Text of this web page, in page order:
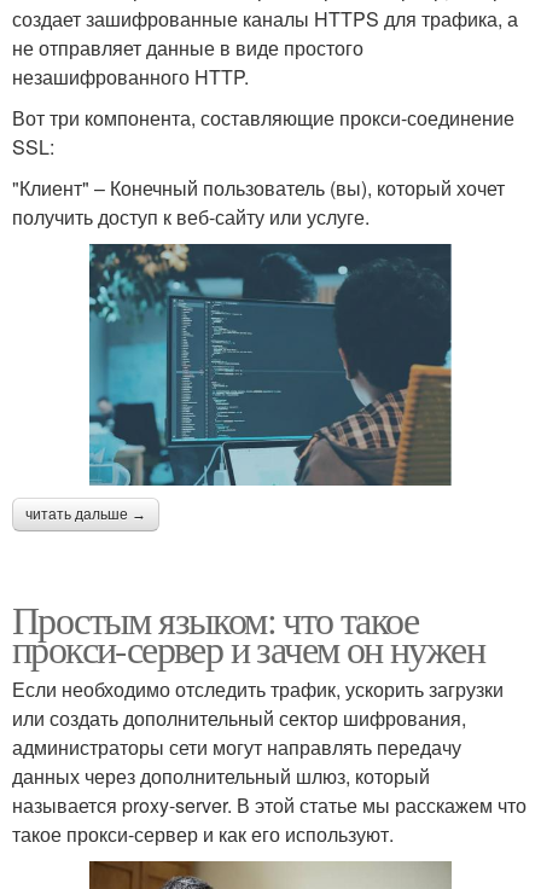
создает зашифрованные каналы HTTPS для трафика, а
не отправляет данные в виде простого
незашифрованного HTTP.
Вот три компонента, составляющие прокси-соединение
SSL:
"Клиент" – Конечный пользователь (вы), который хочет
получить доступ к веб-сайту или услуге.
читать дальше →
Простым языком: что такое
прокси-сервер и зачем он нужен
Если необходимо отследить трафик, ускорить загрузки
или создать дополнительный сектор шифрования,
администраторы сети могут направлять передачу
данных через дополнительный шлюз, который
называется proxy-server. В этой статье мы расскажем что
такое прокси-сервер и как его используют.